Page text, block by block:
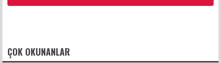
ÇOK OKUNANLAR